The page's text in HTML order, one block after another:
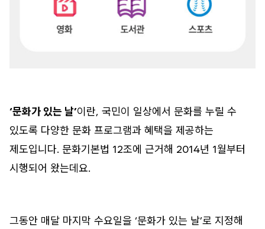
‘문화가 있는 날’이란, 국민이 일상에서 문화를 누릴 수
있도록 다양한 문화 프로그램과 혜택을 제공하는
제도입니다. 문화기본법 12조에 근거해 2014년 1월부터
시행되어 왔는데요.
그동안 매달 마지막 수요일을 ‘문화가 있는 날’로 지정해